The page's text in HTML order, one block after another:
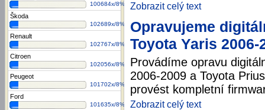
100684x/8%
Škoda
102689x/8%
Renault
102767x/8%
Citroen
102056x/8%
Peugeot
101702x/8%
Ford
101635x/8%
Zobrazit celý text
Opravujeme
Toyota Yaris 2006-
Provádíme opravu
2006-2009 a Toyota
provést kompletní
Zobrazit celý text